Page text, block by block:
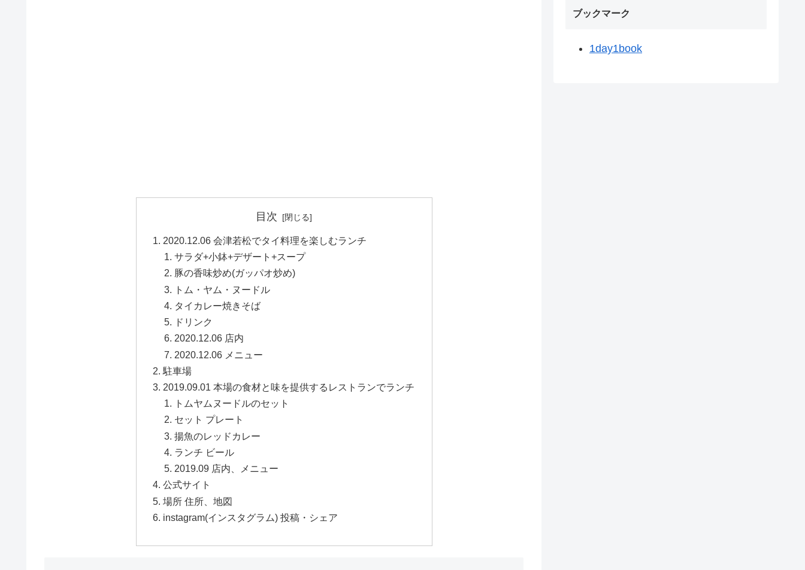
目次
2020.12.06 会津若松でタイ料理を楽しむランチ
サラダ+小鉢+デザート+スープ
豚の香味炒め(ガッパオ炒め)
トム・ヤム・ヌードル
タイカレー焼きそば
ドリンク
2020.12.06 店内
2020.12.06 メニュー
駐車場
2019.09.01 本場の食材と味を提供するレストランでランチ
トムヤムヌードルのセット
セット プレート
揚魚のレッドカレー
ランチ ビール
2019.09 店内、メニュー
公式サイト
場所 住所、地図
instagram(インスタグラム) 投稿・シェア
ブックマーク
1day1book